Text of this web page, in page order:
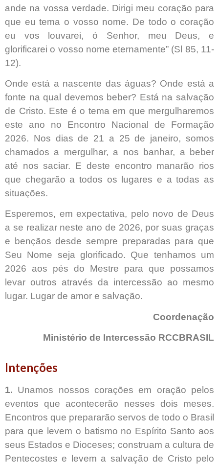
ande na vossa verdade. Dirigi meu coração para
que eu tema o vosso nome. De todo o coração
eu vos louvarei, ó Senhor, meu Deus, e
glorificarei o vosso nome eternamente” (Sl 85, 11-
12).
Onde está a nascente das águas? Onde está a
fonte na qual devemos beber? Está na salvação
de Cristo. Este é o tema em que mergulharemos
este ano no Encontro Nacional de Formação
2026. Nos dias de 21 a 25 de janeiro, somos
chamados a mergulhar, a nos banhar, a beber
até nos saciar. E deste encontro manarão rios
que chegarão a todos os lugares e a todas as
situações.
Esperemos, em expectativa, pelo novo de Deus
a se realizar neste ano de 2026, por suas graças
e bençãos desde sempre preparadas para que
Seu Nome seja glorificado. Que tenhamos um
2026 aos pés do Mestre para que possamos
levar outros através da intercessão ao mesmo
lugar. Lugar de amor e salvação.
Coordenação
Ministério de Intercessão RCCBRASIL
Intenções
1. Unamos nossos corações em oração pelos
eventos que acontecerão nesses dois meses.
Encontros que prepararão servos de todo o Brasil
para que levem o batismo no Espírito Santo aos
seus Estados e Dioceses; construam a cultura de
Pentecostes e levem a salvação de Cristo pelo